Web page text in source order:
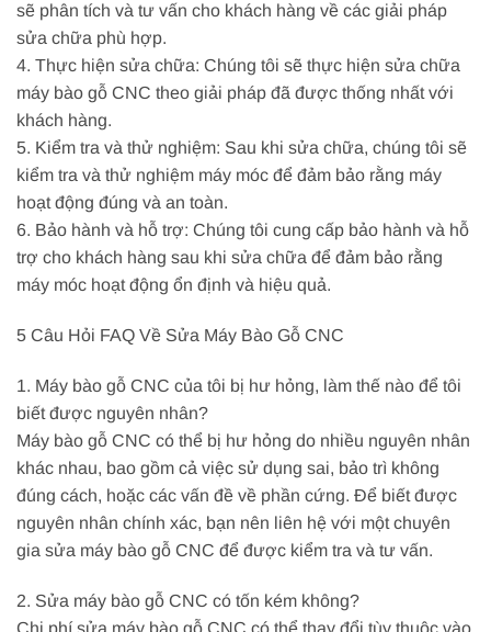
sẽ phân tích và tư vấn cho khách hàng về các giải pháp
sửa chữa phù hợp.
4. Thực hiện sửa chữa: Chúng tôi sẽ thực hiện sửa chữa
máy bào gỗ CNC theo giải pháp đã được thống nhất với
khách hàng.
5. Kiểm tra và thử nghiệm: Sau khi sửa chữa, chúng tôi sẽ
kiểm tra và thử nghiệm máy móc để đảm bảo rằng máy
hoạt động đúng và an toàn.
6. Bảo hành và hỗ trợ: Chúng tôi cung cấp bảo hành và hỗ
trợ cho khách hàng sau khi sửa chữa để đảm bảo rằng
máy móc hoạt động ổn định và hiệu quả.
5 Câu Hỏi FAQ Về Sửa Máy Bào Gỗ CNC
1. Máy bào gỗ CNC của tôi bị hư hỏng, làm thế nào để tôi
biết được nguyên nhân?
Máy bào gỗ CNC có thể bị hư hỏng do nhiều nguyên nhân
khác nhau, bao gồm cả việc sử dụng sai, bảo trì không
đúng cách, hoặc các vấn đề về phần cứng. Để biết được
nguyên nhân chính xác, bạn nên liên hệ với một chuyên
gia sửa máy bào gỗ CNC để được kiểm tra và tư vấn.
2. Sửa máy bào gỗ CNC có tốn kém không?
Chi phí sửa máy bào gỗ CNC có thể thay đổi tùy thuộc vào